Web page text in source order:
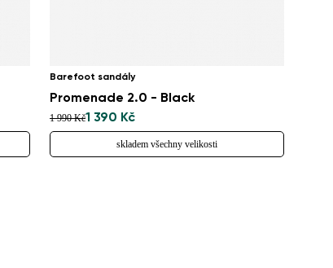
Barefoot sandály
Promenade 2.0 - Black
1 990 Kč1 390 Kč
skladem všechny velikosti